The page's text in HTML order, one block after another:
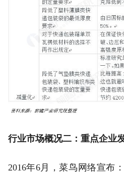
行业市场概况二：重点企业
2016年6月，菜鸟网络宣布